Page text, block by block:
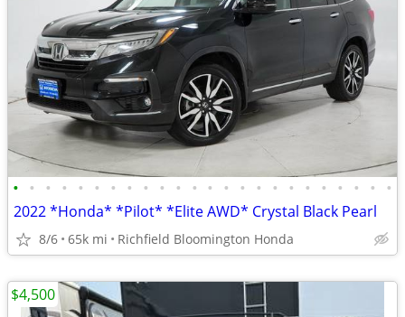
• • • • • • • • • • • • • • • • • • • • • • • •
2022 *Honda* *Pilot* *Elite AWD* Crystal Black Pearl
8/6 65k mi Richfield Bloomington Honda
$4,500